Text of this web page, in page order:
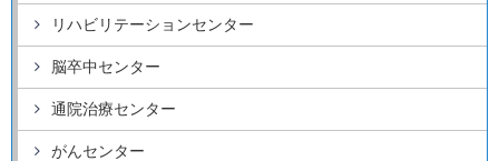
リハビリテーションセンター
脳卒中センター
通院治療センター
がんセンター